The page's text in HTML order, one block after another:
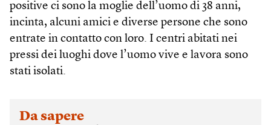
positive ci sono la moglie dell’uomo di 38 anni,
incinta, alcuni amici e diverse persone che sono
entrate in contatto con loro. I centri abitati nei
pressi dei luoghi dove l’uomo vive e lavora sono
stati isolati.
Da sapere